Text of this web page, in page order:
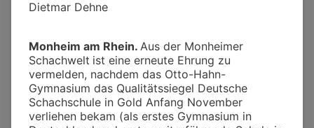
Dietmar Dehne
Monheim am Rhein. Aus der Monheimer
Schachwelt ist eine erneute Ehrung zu
vermelden, nachdem das Otto-Hahn-
Gymnasium das Qualitätssiegel Deutsche
Schachschule in Gold Anfang November
verliehen bekam (als erstes Gymnasium in